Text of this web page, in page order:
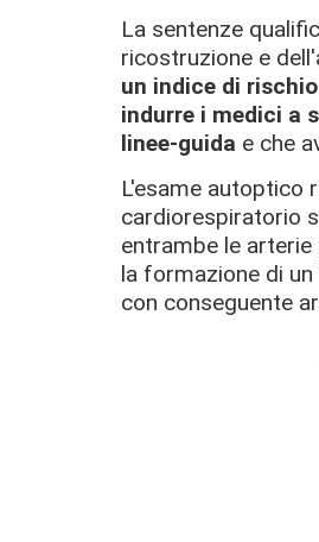
La sentenze
ricostruzione e
un indice di
indurre i medici a
linee-guida e che
L'esame autoptico
cardiorespiratorio
entrambe le
la formazione di
con conseguente